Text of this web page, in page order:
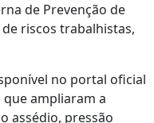
de Prevenção de
riscos trabalhistas,
no portal oficial
que ampliaram a
assédio, pressão